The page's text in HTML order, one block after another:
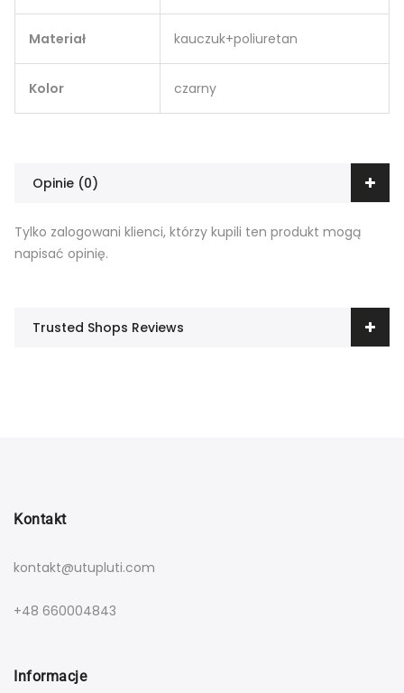
Materiał kauczuk+poliuretan
Kolor czarny
Opinie (0)
Tylko zalogowani klienci, którzy kupili ten produkt mogą
napisać opinię.
Trusted Shops Reviews
Kontakt
kontakt@utupluti.com
+48 660004843
Informacje